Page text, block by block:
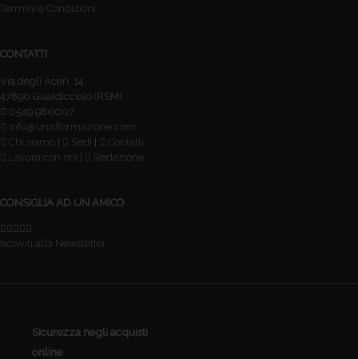
Termini e Condizioni
CONTATTI
Via degli Aceri, 14
47890 Gualdicciolo (RSM)
0549.980007
info@unidformazione.com
Chi siamo
Sedi
Contatti
Lavora con noi
Redazione
CONSIGLIA AD UN AMICO
Iscriviti alla Newsletter
Sicurezza negli acquisti
online